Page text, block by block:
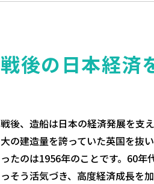
戦後の日本経済
戦後、造船は日本の経済発展を支
大の建造量を誇っていた英国を抜
ったのは1956年のことです。60年
っそう活気づき、高度経済成長を